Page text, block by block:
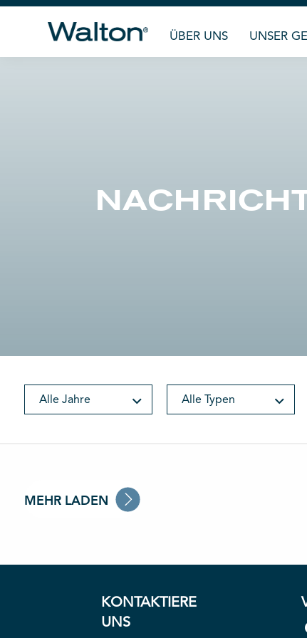
ÜBER UNS UNSER
Alle Jahre Alle Typen
MEHR LADEN
KONTAKTIERE
UNS